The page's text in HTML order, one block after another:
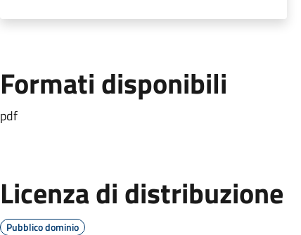
Formati disponibili
pdf
Licenza di distribuzione
Pubblico dominio